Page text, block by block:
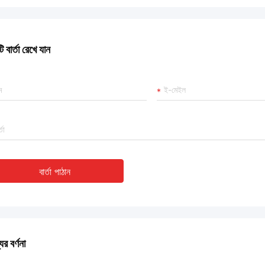
বার্তা রেখে যান
বার্তা পাঠান
বর্ণনা